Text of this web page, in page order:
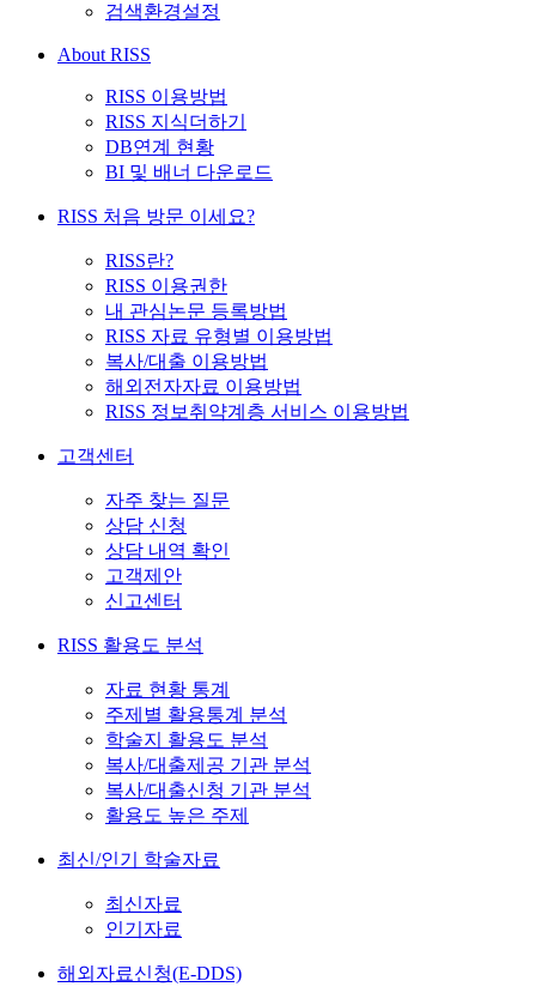
검색환경설정
About RISS
RISS 이용방법
RISS 지식더하기
DB연계 현황
BI 및 배너 다운로드
RISS 처음 방문 이세요?
RISS란?
RISS 이용권한
내 관심논문 등록방법
RISS 자료 유형별 이용방법
복사/대출 이용방법
해외전자자료 이용방법
RISS 정보취약계층 서비스 이용방법
고객센터
자주 찾는 질문
상담 신청
상담 내역 확인
고객제안
신고센터
RISS 활용도 분석
자료 현황 통계
주제별 활용통계 분석
학술지 활용도 분석
복사/대출제공 기관 분석
복사/대출신청 기관 분석
활용도 높은 주제
최신/인기 학술자료
최신자료
인기자료
해외자료신청(E-DDS)